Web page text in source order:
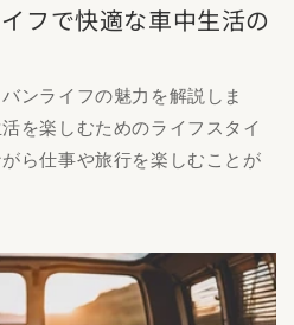
フで快適な車中生活の
ンライフの魅力を解説しま
を楽しむためのライフスタイ
ら仕事や旅行を楽しむことが